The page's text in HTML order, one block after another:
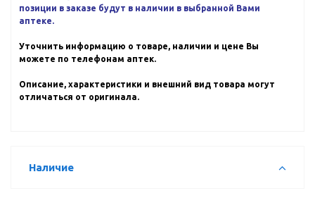
позиции в заказе будут в наличии в выбранной Вами
аптеке.
Уточнить информацию о товаре, наличии и цене Вы
можете по телефонам аптек.
Описание, характеристики и внешний вид товара могут
отличаться от оригинала.
Наличие